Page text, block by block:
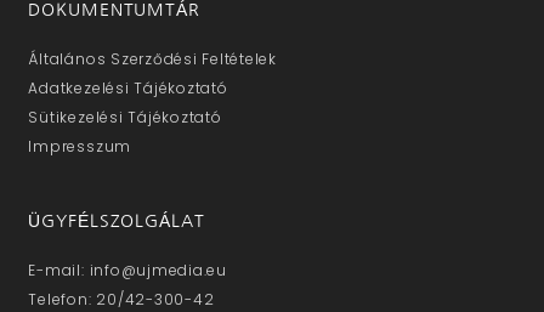
DOKUMENTUMTÁR
Általános Szerződési Feltételek
Adatkezelési Tájékoztató
Sütikezelési Tájékoztató
Impresszum
ÜGYFÉLSZOLGÁLAT
E-mail: info@ujmedia.eu
Telefon: 20/42-300-42